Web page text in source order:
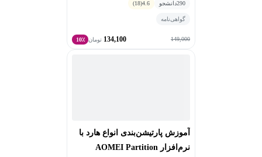
290دانشجو 4.6
(18)
گواهی‌نامه
149,000
134,100 تومان 10٪
آموزش پارتیشن‌بندی انواع هارد با
نرم‌افزار AOMEI Partition